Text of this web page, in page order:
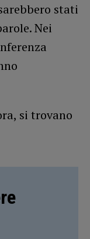
stati
Nei
si trovano